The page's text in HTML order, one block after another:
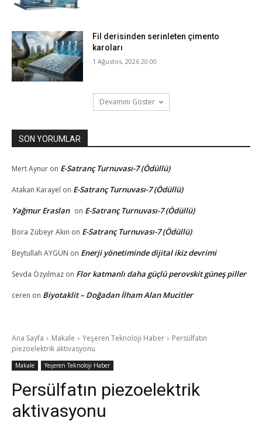
Fil derisinden serinleten çimento
karoları
1 Ağustos, 2026 20:00
Devamını Göster
SON YORUMLAR
Mert Aynur on E-Satranç Turnuvası-7 (Ödüllü)
Atakan Karayel on E-Satranç Turnuvası-7 (Ödüllü)
Yağmur Eraslan on E-Satranç Turnuvası-7 (Ödüllü)
Bora Zübeyr Akın on E-Satranç Turnuvası-7 (Ödüllü)
Beytullah AYGÜN on Enerji yönetiminde dijital ikiz devrimi
Sevda Özyılmaz on Flor katmanlı daha güçlü perovskit güneş piller
ceren on Biyotaklit – Doğadan İlham Alan Mucitler